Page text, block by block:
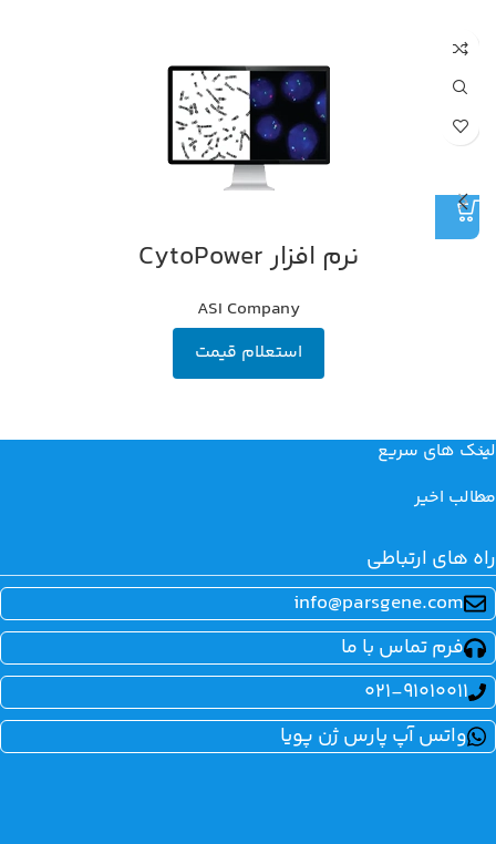
نرم افزار CytoPower
ASI Company
استعلام قیمت
لینک های سریع
مطالب اخیر
راه های ارتباطی
info@parsgene.com
فرم تماس با ما
021-91010011
واتس آپ پارس ژن پویا